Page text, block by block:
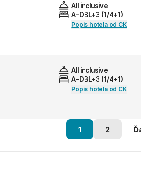
All inclusive
A-DBL+3 (1/4+1)
Popis hotela od CK
All inclusive
A-DBL+3 (1/4+1)
Popis hotela od CK
1 2